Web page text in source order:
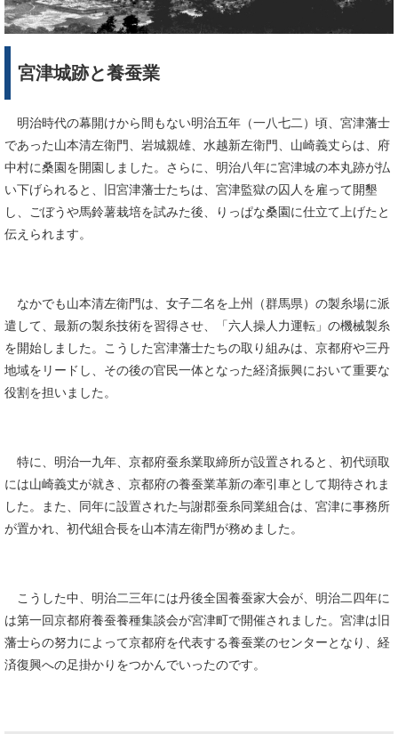
宮津城跡と養蚕業
明治時代の幕開けから間もない明治五年（一八七二）頃、宮津藩士
であった山本清左衛門、岩城親雄、水越新左衛門、山崎義丈らは、府
中村に桑園を開園しました。さらに、明治八年に宮津城の本丸跡が払
い下げられると、旧宮津藩士たちは、宮津監獄の囚人を雇って開墾
し、ごぼうや馬鈴薯栽培を試みた後、りっぱな桑園に仕立て上げたと
伝えられます。
なかでも山本清左衛門は、女子二名を上州（群馬県）の製糸場に派
遣して、最新の製糸技術を習得させ、「六人操人力運転」の機械製糸
を開始しました。こうした宮津藩士たちの取り組みは、京都府や三丹
地域をリードし、その後の官民一体となった経済振興において重要な
役割を担いました。
特に、明治一九年、京都府蚕糸業取締所が設置されると、初代頭取
には山崎義丈が就き、京都府の養蚕業革新の牽引車として期待されま
した。また、同年に設置された与謝郡蚕糸同業組合は、宮津に事務所
が置かれ、初代組合長を山本清左衛門が務めました。
こうした中、明治二三年には丹後全国養蚕家大会が、明治二四年に
は第一回京都府養蚕養種集談会が宮津町で開催されました。宮津は旧
藩士らの努力によって京都府を代表する養蚕業のセンターとなり、経
済復興への足掛かりをつかんでいったのです。